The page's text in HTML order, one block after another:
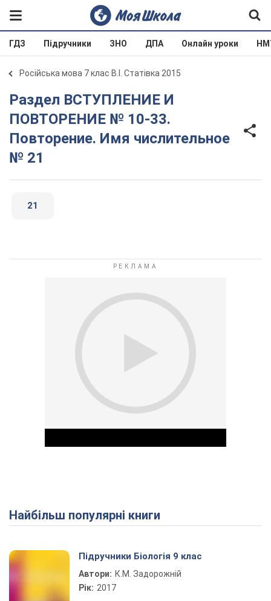
ГДЗ Підручники ЗНО ДПА Онлайн уроки
Російська мова 7 клас В.І. Статівка 2015
Раздел ВСТУПЛЕНИЕ И
ПОВТОРЕНИЕ № 10-33.
Повторение. Имя числительное
№ 21
21
Play Video
Найбільш популярні книги
Підручники Біологія 9 клас
Автори: К.М. Задорожній
Рік: 2017